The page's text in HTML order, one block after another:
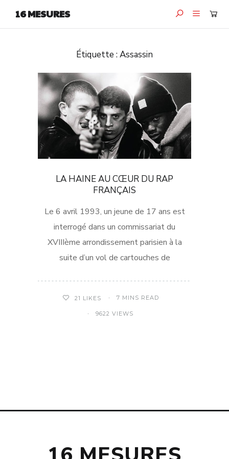
16 MESURES
Étiquette :Assassin
LA HAINE AU CŒUR DU RAP
FRANÇAIS
Le 6 avril 1993, un jeune de 17 ans est
interrogé dans un commissariat du
XVIIIème arrondissement parisien à la
suite d’un vol de cartouches de
21 LIKES 7 MINS READ
9622 VIEWS